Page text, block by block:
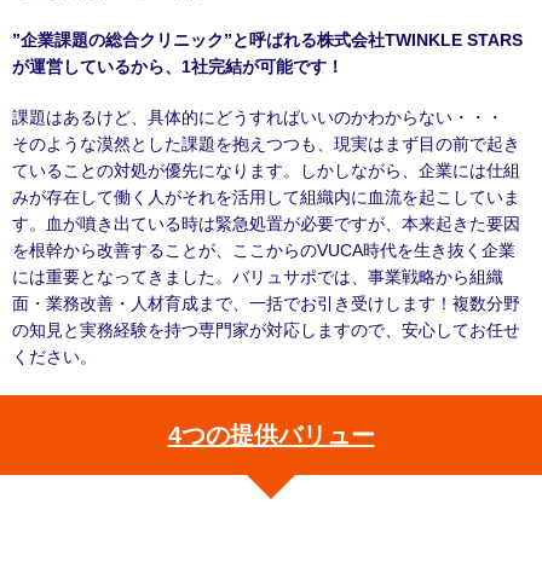
”企業課題の総合クリニック”と呼ばれる株式会社TWINKLE STARS
が運営しているから、1社完結が可能です！
課題はあるけど、具体的にどうすればいいのかわからない・・・
そのような漠然とした課題を抱えつつも、現実はまず目の前で起き
ていることの対処が優先になります。しかしながら、企業には仕組
みが存在して働く人がそれを活用して組織内に血流を起こしていま
す。血が噴き出ている時は緊急処置が必要ですが、本来起きた要因
を根幹から改善することが、ここからのVUCA時代を生き抜く企業
には重要となってきました。バリュサポでは、事業戦略から組織
面・業務改善・人材育成まで、一括でお引き受けします！複数分野
の知見と実務経験を持つ専門家が対応しますので、安心してお任せ
ください。
4つの提供バリュー